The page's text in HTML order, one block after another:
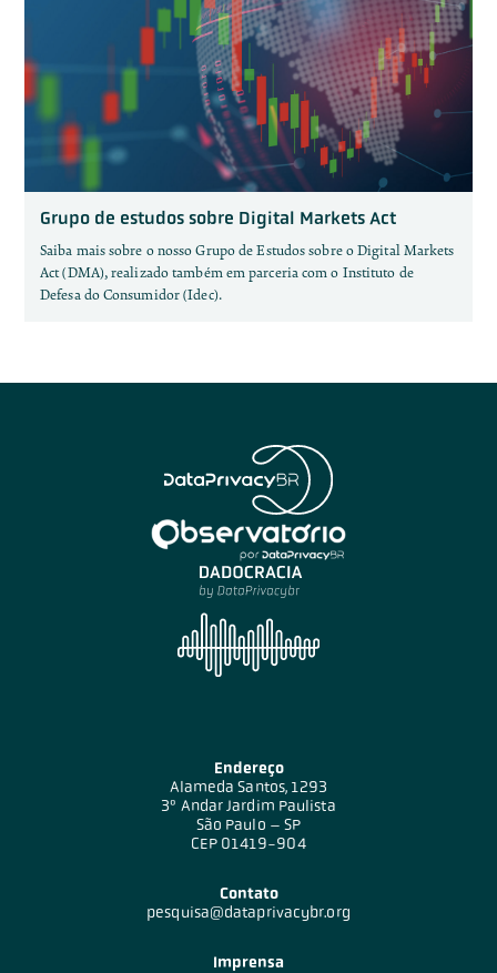
Grupo de estudos sobre Digital Markets Act
Saiba mais sobre o nosso Grupo de Estudos sobre o Digital Markets
Act (DMA), realizado também em parceria com o Instituto de
Defesa do Consumidor (Idec).
Endereço
Alameda Santos, 1293
3º Andar Jardim Paulista
São Paulo – SP
CEP 01419-904
Contato
pesquisa@dataprivacybr.org
Imprensa